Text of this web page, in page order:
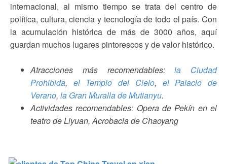
internacional, al mismo tiempo se trata del centro de
política, cultura, ciencia y tecnología de todo el país. Con
la acumulación histórica de más de 3000 años, aquí
guardan muchos lugares pintorescos y de valor histórico.
Atracciones más recomendables:la Ciudad
Prohibida, el Templo del Cielo, el Palacio de
Verano, la Gran Muralla de Mutianyu.
Actividades recomendables: Opera de Pekín en el
teatro de Liyuan, Acrobacia de Chaoyang